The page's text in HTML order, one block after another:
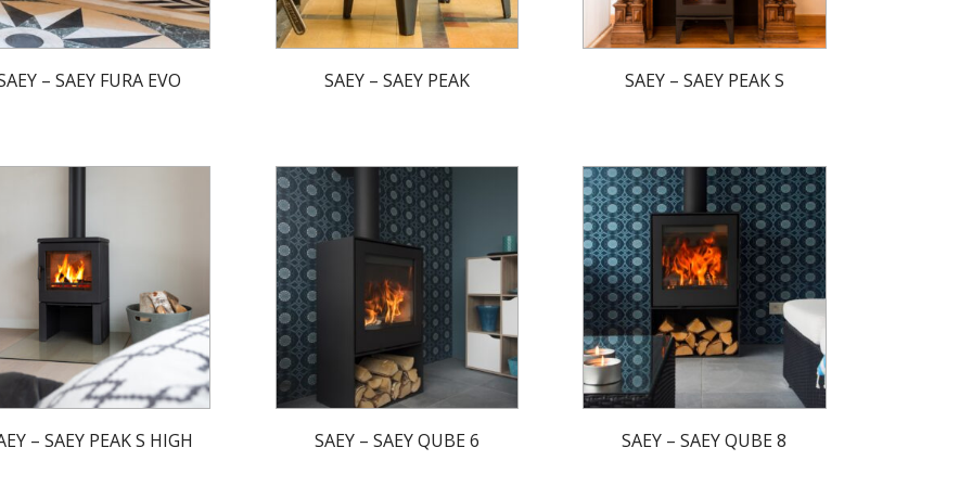
– SAEY FURA EVO SAEY – SAEY PEAK SAEY – SAEY PEAK S
– SAEY PEAK S HIGH SAEY – SAEY QUBE 6 SAEY – SAEY QUBE 8